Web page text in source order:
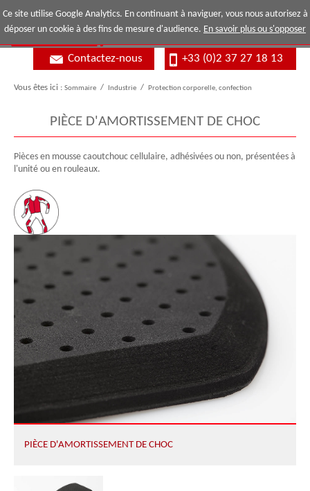
Ce site utilise Google Analytics. En continuant à naviguer, vous nous autorisez à
déposer un cookie à des fins de mesure d'audience. En savoir plus ou s'opposer
+33 (0)2 37 27 18 13
Contactez-nous
Vous êtes ici : Sommaire / Industrie / Protection corporelle, confection
PIÈCE D'AMORTISSEMENT DE CHOC
Pièces en mousse caoutchouc cellulaire, adhésivées ou non, présentées à
l'unité ou en rouleaux.
PIÈCE D'AMORTISSEMENT DE CHOC